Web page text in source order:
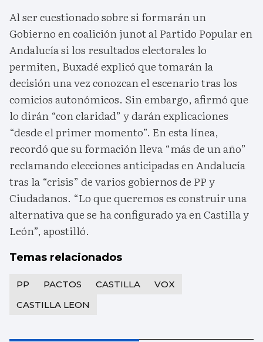
Al ser cuestionado sobre si formarán un
Gobierno en coalición junot al Partido Popular en
Andalucía si los resultados electorales lo
permiten, Buxadé explicó que tomarán la
decisión una vez conozcan el escenario tras los
comicios autonómicos. Sin embargo, afirmó que
lo dirán “con claridad” y darán explicaciones
“desde el primer momento”. En esta línea,
recordó que su formación lleva “más de un año”
reclamando elecciones anticipadas en Andalucía
tras la “crisis” de varios gobiernos de PP y
Ciudadanos. “Lo que queremos es construir una
alternativa que se ha configurado ya en Castilla y
León”, apostilló.
Temas relacionados
PP PACTOS CASTILLA
VOX
CASTILLA LEON